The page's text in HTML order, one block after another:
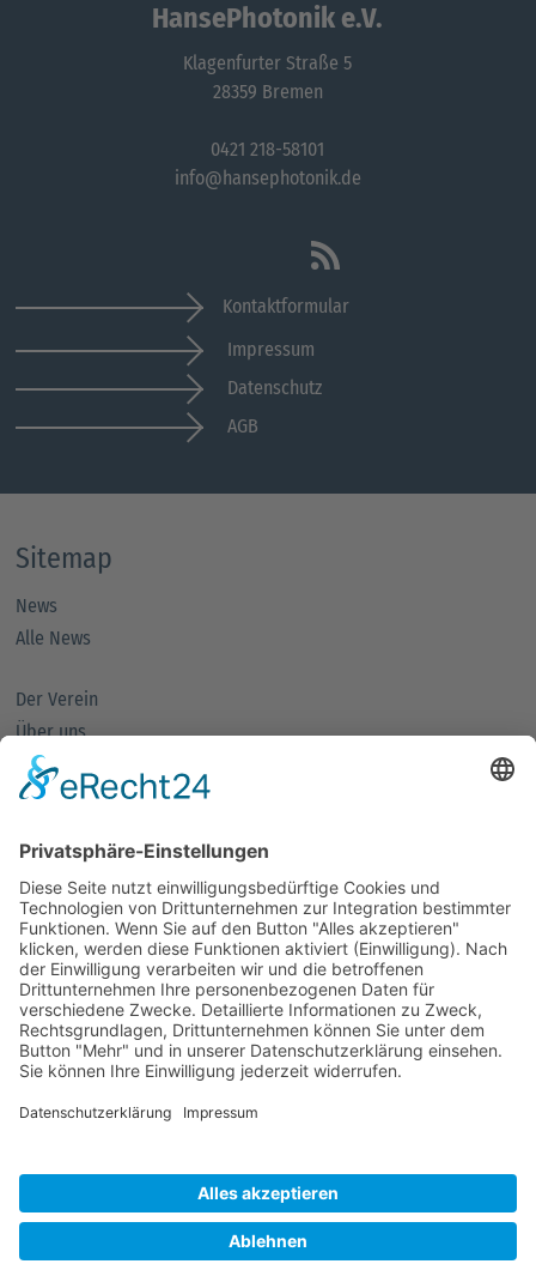
HansePhotonik e.V.
Klagenfurter Straße 5
28359 Bremen
0421 218-58101
info@hansephotonik.de
Kontaktformular
Impressum
Datenschutz
AGB
Sitemap
News
Alle News
Der Verein
Über uns
Mitglieder
Mitglied werden
Fachforen
Förderpreis
Veranstaltungen
Alle Veranstaltungen
Jobs
Alle Jobs
Impressum
Datenschutz